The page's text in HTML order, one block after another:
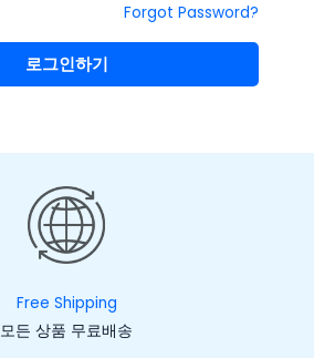
Forgot Password?
로그인하기
Free Shipping
모든 상품 무료배송